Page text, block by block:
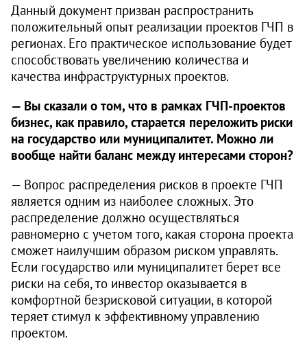
Данный документ призван распространить
положительный опыт реализации проектов ГЧП в
регионах. Его практическое использование будет
способствовать увеличению количества и
качества инфраструктурных проектов.
— Вы сказали о том, что в рамках ГЧП-проектов
бизнес, как правило, старается переложить риски
на государство или муниципалитет. Можно ли
вообще найти баланс между интересами сторон?
— Вопрос распределения рисков в проекте ГЧП
является одним из наиболее сложных. Это
распределение должно осуществляться
равномерно с учетом того, какая сторона проекта
сможет наилучшим образом риском управлять.
Если государство или муниципалитет берет все
риски на себя, то инвестор оказывается в
комфортной безрисковой ситуации, в которой
теряет стимул к эффективному управлению
проектом.